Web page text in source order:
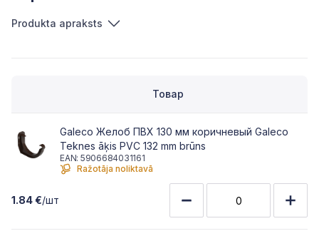
Produkta apraksts
Товар
Galeco Желоб ПВХ 130 мм коричневый Galeco
Teknes āķis PVC 132 mm brūns
EAN: 5906684031161
Ražotāja noliktavā
1.84 €/шт